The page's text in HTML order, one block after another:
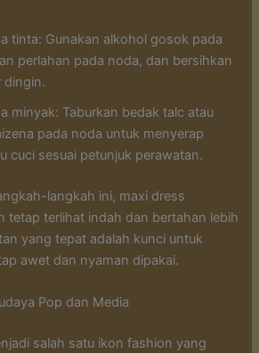
tinta: Gunakan alkohol gosok pada
perlahan pada noda, dan bersihkan
dingin.
minyak: Taburkan bedak talc atau
pada noda untuk menyerap
cuci sesuai petunjuk perawatan.
langkah ini, maxi dress
tetap terlihat indah dan bertahan lebih
yang tepat adalah kunci untuk
awet dan nyaman dipakai.
Pop dan Media
salah satu ikon fashion yang